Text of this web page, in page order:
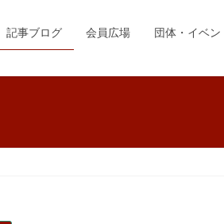
記事ブログ 会員広場 団体・イベン